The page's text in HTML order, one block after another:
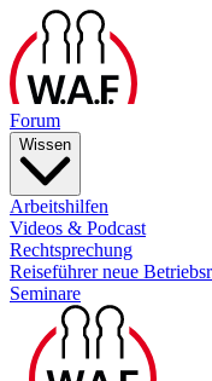
Forum
Wissen
Arbeitshilfen
Videos & Podcast
Rechtsprechung
Reiseführer neue
Seminare